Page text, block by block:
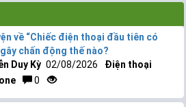
về “Chiếc điện thoại đầu tiên có
chấn động thế nào?
Duy Kỳ 02/08/2026
Điện thoại
0